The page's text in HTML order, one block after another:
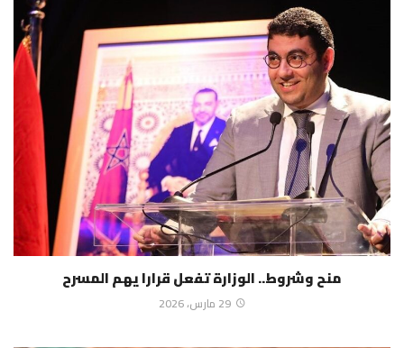
منح وشروط.. الوزارة تفعل قرارا يهم المسرح
29 مارس، 2026